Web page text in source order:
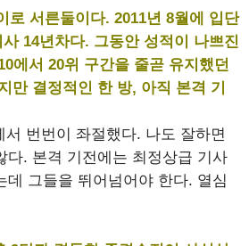
로 서른둘이다. 2011년 8월에 입단
14년차다. 그동안 성적이 나쁘진
에서 20위 구간을 줄곧 유지했던
만 결정적인 한 방, 아직 본격 기
서 번번이 좌절했다. 나도 잘하면
다. 본격 기전에는 최정상급 기사
데 그들을 뛰어넘어야 한다. 열심